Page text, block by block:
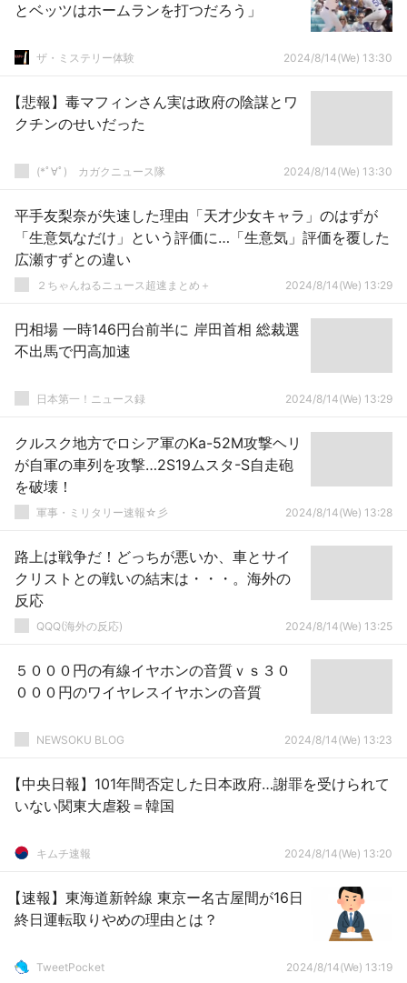
とベッツはホームランを打つだろう」
ザ・ミステリー体験 2024/8/14(We) 13:30
【悲報】毒マフィンさん実は政府の陰謀とワ
クチンのせいだった
(*ﾟ∀ﾟ)ゞカガクニュース隊 2024/8/14(We) 13:30
平手友梨奈が失速した理由「天才少女キャラ」のはずが
「生意気なだけ」という評価に…「生意気」評価を覆した
広瀬すずとの違い
２ちゃんねるニュース超速まとめ＋ 2024/8/14(We) 13:29
円相場 一時146円台前半に 岸田首相 総裁選
不出馬で円高加速
日本第一！ニュース録 2024/8/14(We) 13:29
クルスク地方でロシア軍のKa-52M攻撃ヘリ
が自軍の車列を攻撃…2S19ムスタ-S自走砲
を破壊！
軍事・ミリタリー速報☆彡 2024/8/14(We) 13:28
路上は戦争だ！どっちが悪いか、車とサイ
クリストとの戦いの結末は・・・。海外の
反応
QQQ(海外の反応) 2024/8/14(We) 13:25
５０００円の有線イヤホンの音質ｖｓ３０
０００円のワイヤレスイヤホンの音質
NEWSOKU BLOG 2024/8/14(We) 13:23
【中央日報】101年間否定した日本政府…謝罪を受けられて
いない関東大虐殺＝韓国
キムチ速報 2024/8/14(We) 13:20
【速報】東海道新幹線 東京ー名古屋間が16日
終日運転取りやめの理由とは？
TweetPocket 2024/8/14(We) 13:19